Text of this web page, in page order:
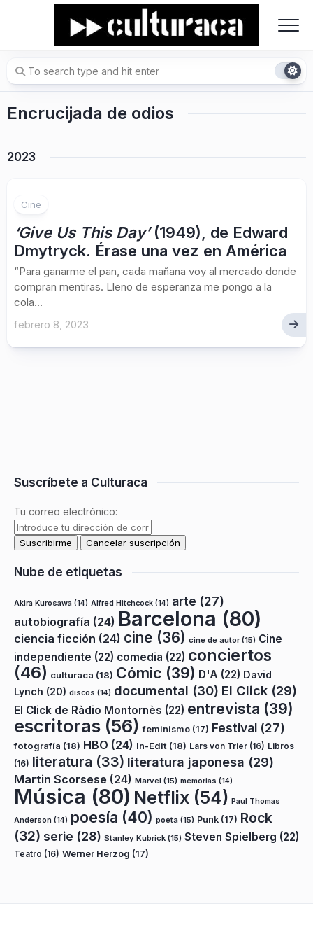
Encrucijada de odios
2023
Cine
‘Give Us This Day’(1949), de Edward
Dmytryck. Érase una vez en América
“Para ganarme el pan, cada mañana voy al mercado donde
compran mentiras. Lleno de esperanza me pongo a la
cola...
febrero 8, 2023
Suscríbete a Culturaca
Tu correo electrónico:
Nube de etiquetas
Akira Kurosawa (14) Alfred Hitchcock (14) arte (27)
autobiografía (24) Barcelona (80)
ciencia ficción (24) cine (36) cine de autor(15) Cine
independiente (22) comedia (22) conciertos
(46) culturaca (18) Cómic (39) D'A (22) David
Lynch (20) discos (14) documental (30) El Click (29)
El Click de Ràdio Montornès (22) entrevista (39)
escritoras (56) feminismo (17) Festival (27)
fotografía (18) HBO (24) In-Edit (18) Lars von Trier (16) Libros
(16) literatura (33) literatura japonesa (29)
Martin Scorsese (24) Marvel (15) memorias (14)
Música (80) Netflix (54) Paul Thomas
Anderson (14) poesía (40) poeta (15) Punk (17) Rock
(32) serie (28) Stanley Kubrick (15) Steven Spielberg (22)
Teatro (16) Werner Herzog (17)